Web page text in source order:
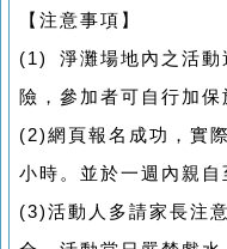
【注意事項】
(1) 淨灘場地內之活動
險，參加者可自行加保
(2)網頁報名成功，實
小時。並於一週內親自
(3)活動人多請家長注